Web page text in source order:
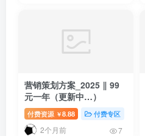
营销策划方案_2025 ‖ 99
元一年（更新中…）
付费资源 ￥8.88 付费专区
2个月前 7